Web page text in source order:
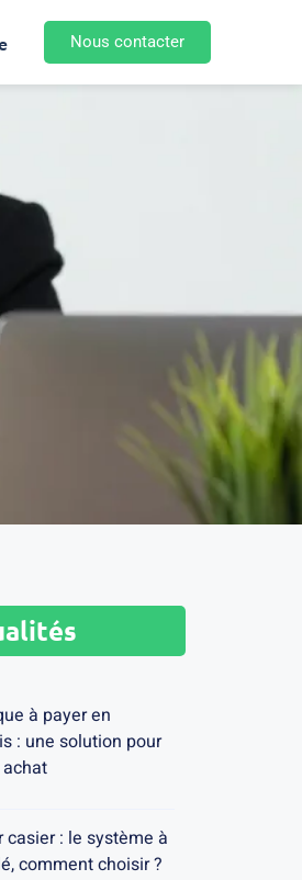
Nous contacter
à payer en
: une solution pour
casier : le système à
comment choisir ?